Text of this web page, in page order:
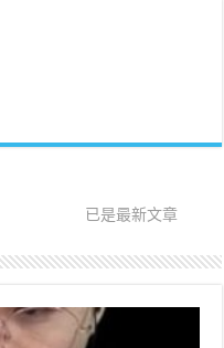
已是最新文章